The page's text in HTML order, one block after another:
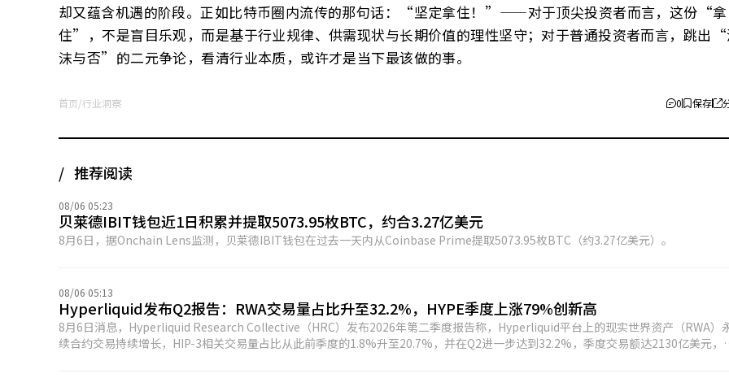
却又蕴含机遇的阶段。正如比特币圈内流传的那句话：“坚定拿住！”——对于顶尖投资者而言，这份“拿
住”，不是盲目乐观，而是基于行业规律、供需现状与长期价值的理性坚守；对于普通投资者而言，跳出
沫与否”的二元争论，看清行业本质，或许才是当下最该做的事。
首页/行业洞察 0 保存
推荐阅读
08/06 05:23
贝莱德IBIT钱包近1日积累并提取5073.95枚BTC，约合3.27亿美元
8月6日，据Onchain Lens监测，贝莱德IBIT钱包在过去一天内从Coinbase Prime提取5073.95枚BTC（约3.27亿美元）。
08/06 05:13
Hyperliquid发布Q2报告：RWA交易量占比升至32.2%，HYPE季度上涨79%创新高
8月6日消息，Hyperliquid Research Collective（HRC）发布2026年第二季度报告称，Hyperliquid平台上的现实世界资产（RWA）
续合约交易持续增长，HIP-3相关交易量占比从此前季度的1.8%升至20.7%，并在Q2进一步达到32.2%，季度交易额达2130亿美元，